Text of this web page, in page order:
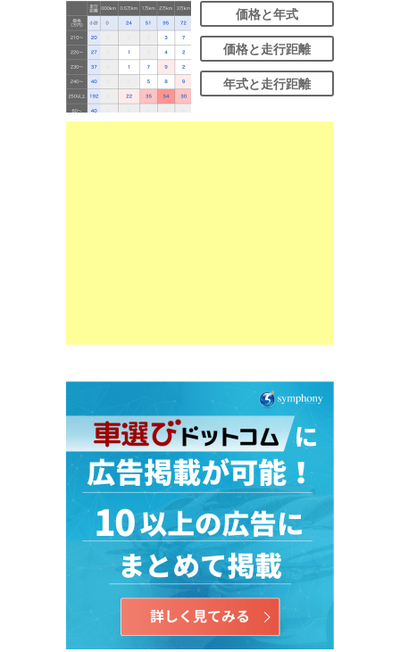
価格と年式
価格と走行距離
年式と走行距離